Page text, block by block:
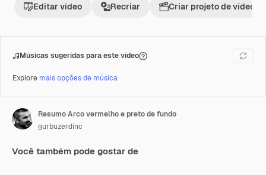
Editar vídeo Recriar Criar projeto de vídeo
Músicas sugeridas para este vídeo
Explore mais opções de música
Resumo Arco vermelho e preto de fundo
gurbuzerdinc
Você também pode gostar de